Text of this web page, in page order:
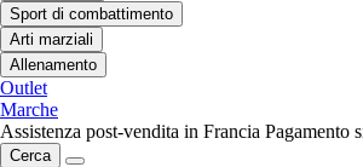
Sport di combattimento
Arti marziali
Allenamento
Outlet
Marche
Assistenza post-vendita in Francia Pagamento
Cerca